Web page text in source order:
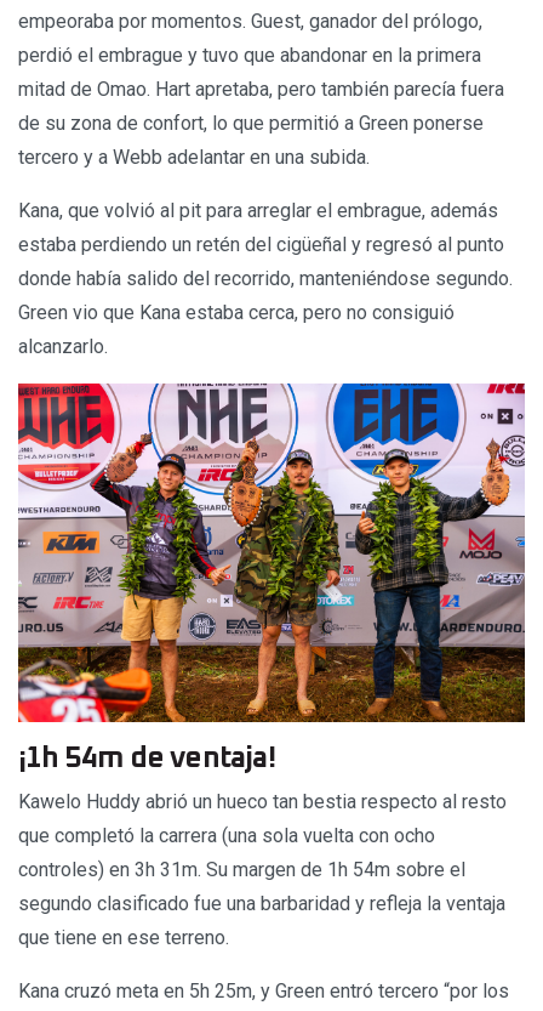
empeoraba por momentos. Guest, ganador del prólogo,
perdió el embrague y tuvo que abandonar en la primera
mitad de Omao. Hart apretaba, pero también parecía fuera
de su zona de confort, lo que permitió a Green ponerse
tercero y a Webb adelantar en una subida.
Kana, que volvió al pit para arreglar el embrague, además
estaba perdiendo un retén del cigüeñal y regresó al punto
donde había salido del recorrido, manteniéndose segundo.
Green vio que Kana estaba cerca, pero no consiguió
alcanzarlo.
¡1h 54m de ventaja!
Kawelo Huddy abrió un hueco tan bestia respecto al resto
que completó la carrera (una sola vuelta con ocho
controles) en 3h 31m. Su margen de 1h 54m sobre el
segundo clasificado fue una barbaridad y refleja la ventaja
que tiene en ese terreno.
Kana cruzó meta en 5h 25m, y Green entró tercero “por los